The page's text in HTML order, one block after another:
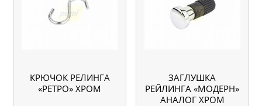
КРЮЧОК РЕЛИНГА
«РЕТРО» ХРОМ
ЗАГЛУШКА
РЕЙЛИНГА «МОДЕРН»
АНАЛОГ ХРОМ